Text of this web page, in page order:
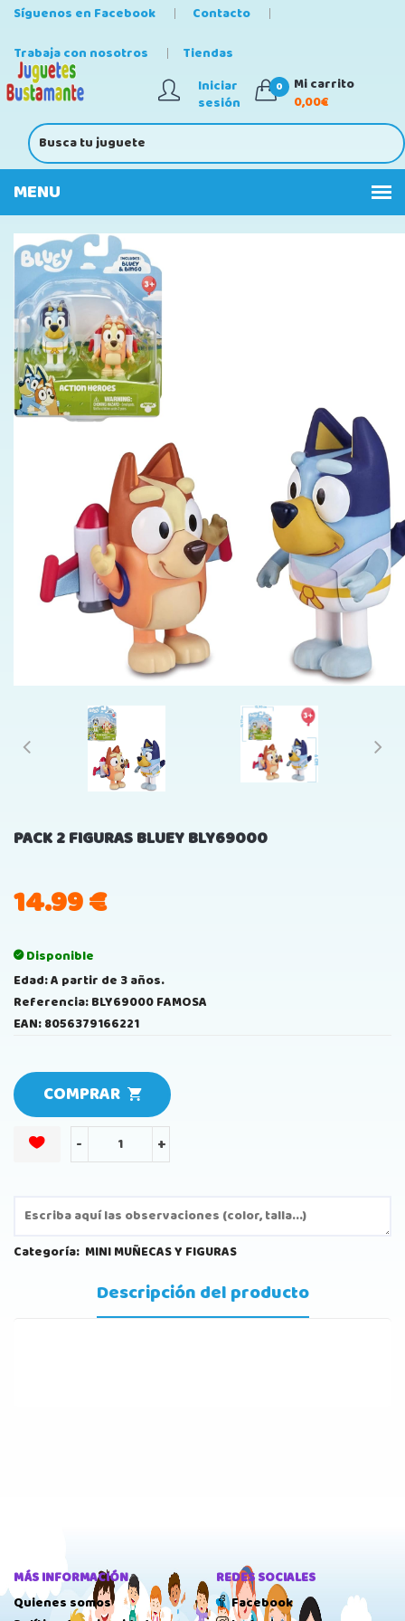
Síguenos en Facebook
Contacto
Trabaja con nosotros
Tiendas
Iniciar
sesión
0
Mi carrito
0,00€
PACK 2 FIGURAS BLUEY BLY69000
14.99€
Disponible
Edad: A partir de 3 años.
Referencia: BLY69000 FAMOSA
EAN: 8056379166221
COMPRAR
- +
Categoría: MINI MUÑECAS Y FIGURAS
Descripción del producto
MÁS INFORMACIÓN
Quienes somos
REDES SOCIALES
Facebook